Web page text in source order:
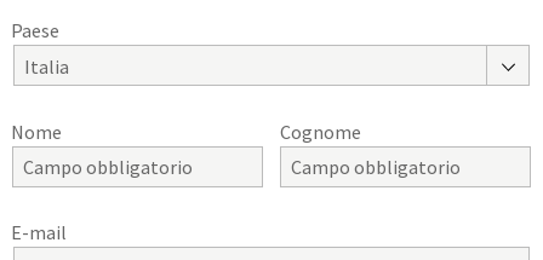
Paese
Italia
Nome Cognome
E-mail